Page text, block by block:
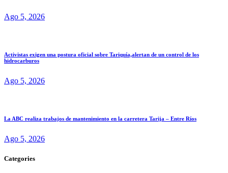
Ago 5, 2026
Activistas exigen una postura oficial sobre Tariquía,alertan de un control de los
hidrocarburos
Ago 5, 2026
La ABC realiza trabajos de mantenimiento en la carretera Tarija – Entre Ríos
Ago 5, 2026
Categories